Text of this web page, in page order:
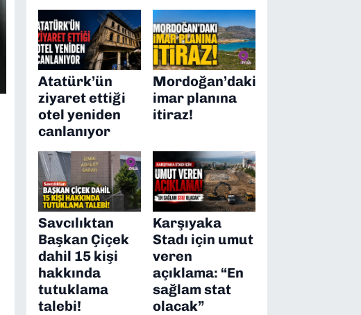
Atatürk’ün
ziyaret ettiği
otel yeniden
canlanıyor
Mordoğan’daki
imar planına
itiraz!
Savcılıktan
Başkan Çiçek
dahil 15 kişi
hakkında
tutuklama
talebi!
Karşıyaka
Stadı için umut
veren
açıklama: “En
sağlam stat
olacak”